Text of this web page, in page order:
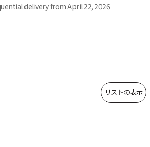
delivery from April 22, 2026
リストの表示